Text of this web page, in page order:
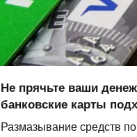
Не прячьте ваши
банковские карты
Размазывание средств